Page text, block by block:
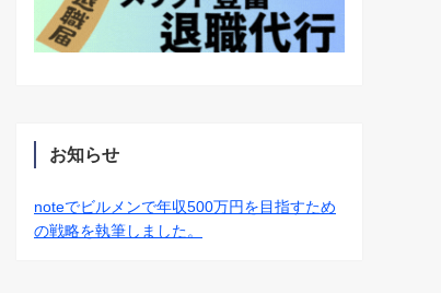
お知らせ
noteでビルメンで年収500万円を目指すため
の戦略を執筆しました。